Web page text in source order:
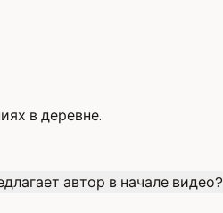
в деревне.
автор в начале видео?